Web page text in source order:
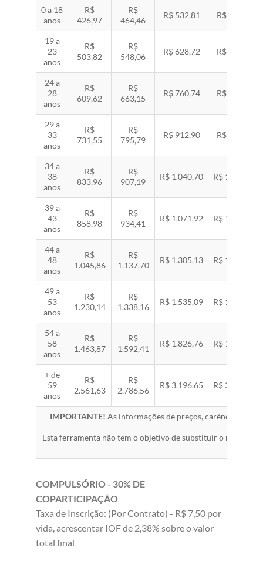
0 a 18
anos
R$
426,97
R$
464,46
R$ 532,81 R$ 549,06
19 a
23
anos
R$
503,82
R$
548,06
R$ 628,72 R$ 647,89
24 a
28
anos
R$
609,62
R$
663,15
R$ 760,74 R$ 783,94
29 a
33
anos
R$
731,55
R$
795,79
R$ 912,90 R$ 940,74
34 a
38
anos
R$
833,96
R$
907,19
R$ 1.040,70 R$ 1.072,43
39 a
43
anos
R$
858,98
R$
934,41
R$ 1.071,92 R$ 1.104,60
44 a
48
anos
R$
1.045,86
R$
1.137,70
R$ 1.305,13 R$ 1.344,92
49 a
53
anos
R$
1.230,14
R$
1.338,16
R$ 1.535,09 R$ 1.581,89
54 a
58
anos
R$
1.463,87
R$
1.592,41
R$ 1.826,76 R$ 1.882,45
+ de
59
anos
R$
2.561,63
R$
2.786,56
R$ 3.196,65 R$ 3.294,10
IMPORTANTE! As informações de preços, carências,
Esta ferramenta não tem o objetivo de substituir o material
COMPULSÓRIO - 30% DE
COPARTICIPAÇÃO
Taxa de Inscrição: (Por Contrato) - R$ 7,50 por
vida, acrescentar IOF de 2,38% sobre o valor
total final